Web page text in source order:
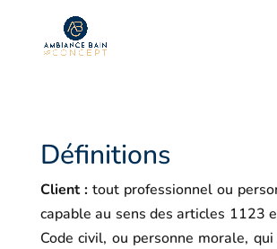
Définitions
Client :tout professionnel ou
capable au sens des articles 1123
Code civil, ou personne morale,